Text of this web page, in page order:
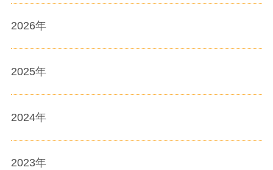
2026年
2025年
2024年
2023年